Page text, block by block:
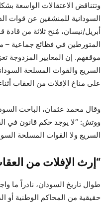
وتتناقض الاعتقالات الواسعة
السودانية للمنشقين عن قوات
أبريل/نيسان، مُنح ثلاثة من قادة
المتورطين في فظائع جماعية –
موقفهم. إن المعايير المزدوجة
السريع والقوات المسلحة
على مناخ الإفلات من العقاب
وقال محمد عثمان، الباحث
ووتش: “لا يوجد حكم قانون في
السريع ولا القوات المسلحة
“إرث الإفلات من
طوال تاريخ السودان، نادراً ما
حقيقية من المحاكم الوطنية أو